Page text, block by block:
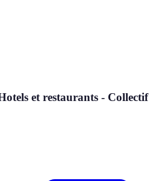
et restaurants - Collectif